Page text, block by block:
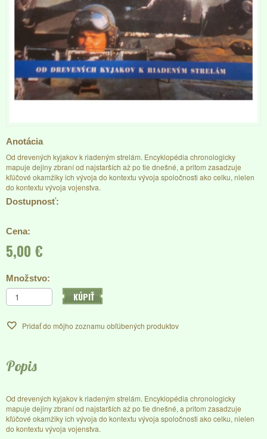
Anotácia
Od drevených kyjakov k riadeným strelám. Encyklopédia chronologicky
mapuje dejiny zbraní od najstarších až po tie dnešné, a pritom zasadzuje
kľúčové okamžiky ich vývoja do kontextu vývoja spoločnosti ako celku, nielen
do kontextu vývoja vojenstva.
Dostupnosť:
Cena:
5,00 €
Množstvo:
KÚPIŤ
Pridať do môjho zoznamu obľúbených produktov
Popis
Od drevených kyjakov k riadeným strelám. Encyklopédia chronologicky
mapuje dejiny zbraní od najstarších až po tie dnešné, a pritom zasadzuje
kľúčové okamžiky ich vývoja do kontextu vývoja spoločnosti ako celku, nielen
do kontextu vývoja vojenstva.